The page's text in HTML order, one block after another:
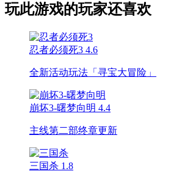
玩此游戏的玩家还喜欢
忍者必须死3 4.6
全新活动玩法「寻宝大冒险」
崩坏3-曙梦向明 4.4
主线第二部终章更新
三国杀 1.8